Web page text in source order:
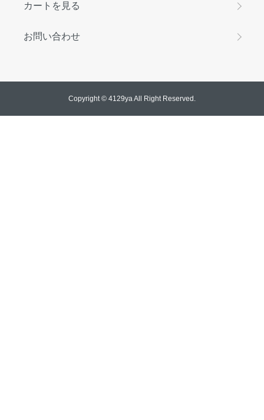
カートを見る
お問い合わせ
Copyright © 4129ya All Right Reserved.